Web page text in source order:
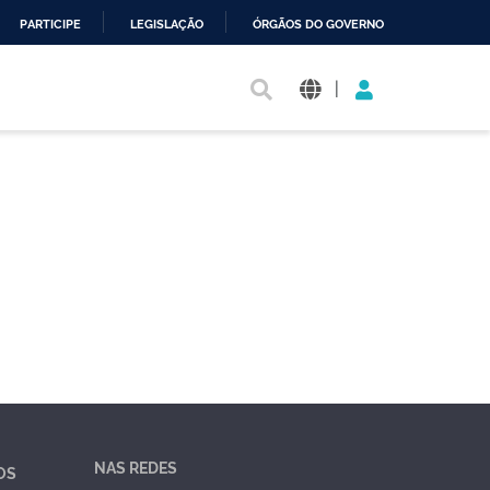
PARTICIPE LEGISLAÇÃO ÓRGÃOS DO GOVERNO
|
NAS REDES